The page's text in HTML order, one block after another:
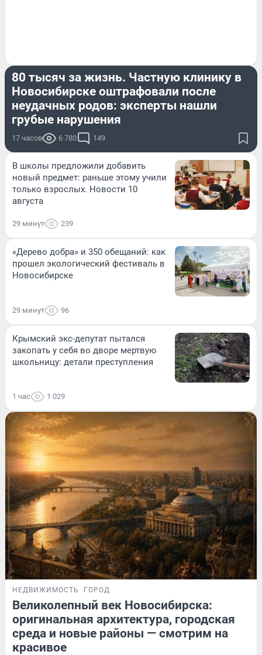
80 тысяч за жизнь. Частную клинику в
Новосибирске оштрафовали после
неудачных родов: эксперты нашли
грубые нарушения
17 часов 6 780 149
В школы предложили добавить
новый предмет: раньше этому учили
только взрослых. Новости 10
августа
29 минут 239
«Дерево добра» и 350 обещаний: как
прошел экологический фестиваль в
Новосибирске
29 минут 96
Крымский экс-депутат пытался
закопать у себя во дворе мертвую
школьницу: детали преступления
1 час 1 029
НЕДВИЖИМОСТЬ ГОРОД
Великолепный век Новосибирска:
оригинальная архитектура, городская
среда и новые районы — смотрим на
красивое